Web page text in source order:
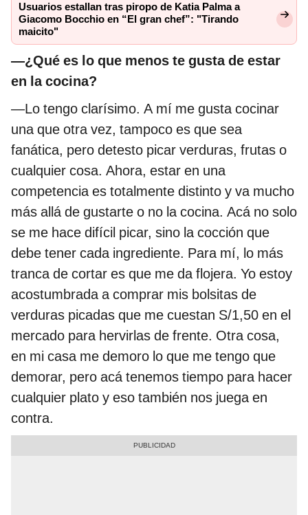
Usuarios estallan tras piropo de Katia Palma a
Giacomo Bocchio en “El gran chef”: "Tirando
maicito"
—¿Qué es lo que menos te gusta de estar
en la cocina?
—Lo tengo clarísimo. A mí me gusta cocinar
una que otra vez, tampoco es que sea
fanática, pero detesto picar verduras, frutas o
cualquier cosa. Ahora, estar en una
competencia es totalmente distinto y va mucho
más allá de gustarte o no la cocina. Acá no solo
se me hace difícil picar, sino la cocción que
debe tener cada ingrediente. Para mí, lo más
tranca de cortar es que me da flojera. Yo estoy
acostumbrada a comprar mis bolsitas de
verduras picadas que me cuestan S/1,50 en el
mercado para hervirlas de frente. Otra cosa,
en mi casa me demoro lo que me tengo que
demorar, pero acá tenemos tiempo para hacer
cualquier plato y eso también nos juega en
contra.